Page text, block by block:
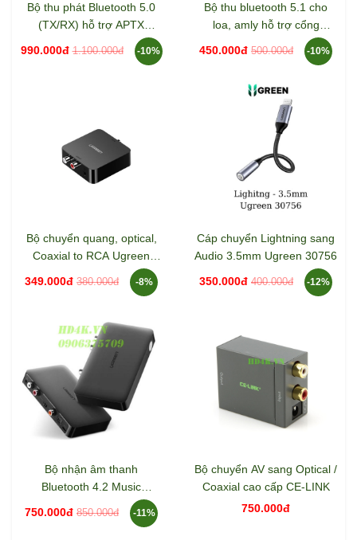
Bộ thu phát Bluetooth 5.0
(TX/RX) hỗ trợ APTX
990.000đ 1.100.000đ -10%
Bộ thu bluetooth 5.1 cho
loa, amly hỗ trợ cổng
3.5mm + rca ugreen 40759
450.000đ 500.000đ -10%
Bộ chuyển quang, optical,
Coaxial to RCA Ugreen
349.000đ 380.000đ -8%
Cáp chuyển Lightning sang
Audio 3.5mm Ugreen 30756
350.000đ 400.000đ -12%
Bộ nhận âm thanh
Bluetooth 4.2 Music
Receiver Ugreen 40856
750.000đ 850.000đ -11%
Bộ chuyển AV sang Optical /
Coaxial cao cấp CE-LINK
750.000đ